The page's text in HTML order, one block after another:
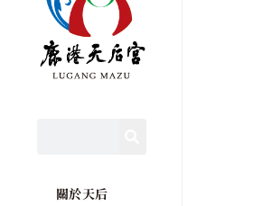
關於天后